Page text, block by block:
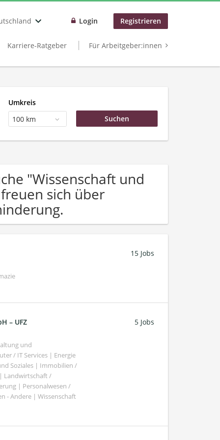
Login Registrieren
Karriere-Ratgeber Für Arbeitgeber:innen
Umkreis
100 km
"Wissenschaft und
sich über
15 Jobs
– UFZ
und
/ IT Services | Energie
Soziales | Immobilien /
Landwirtschaft /
| Personalwesen /
- Andere | Wissenschaft
5 Jobs